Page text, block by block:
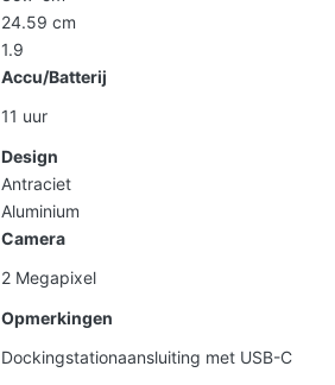
24.59 cm
1.9
Accu/Batterij
11 uur
Design
Antraciet
Aluminium
Camera
2 Megapixel
Opmerkingen
Dockingstationaansluiting met USB-C